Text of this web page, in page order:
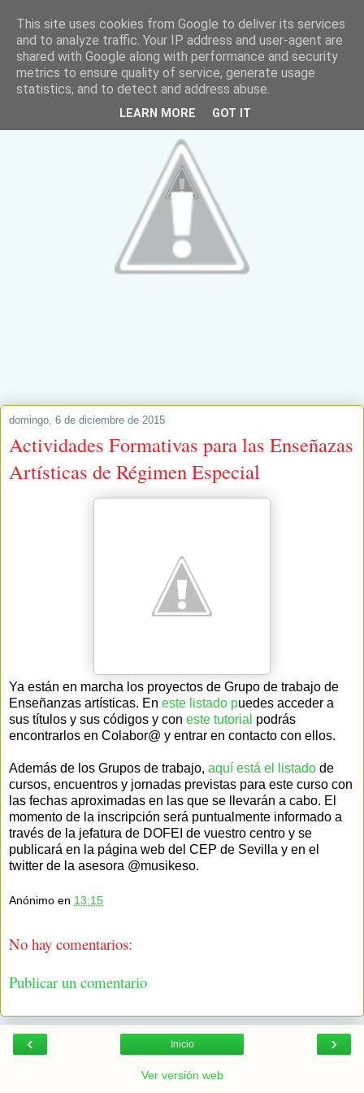
domingo, 6 de diciembre de 2015
Actividades Formativas para las Enseñazas
Artísticas de Régimen Especial
Ya están en marcha los proyectos de Grupo de trabajo de
Enseñanzas artísticas. En este listado puedes acceder a
sus títulos y sus códigos y con este tutorial podrás
encontrarlos en Colabor@ y entrar en contacto con ellos.
Además de los Grupos de trabajo, aquí está el listado de
cursos, encuentros y jornadas previstas para este curso con
las fechas aproximadas en las que se llevarán a cabo. El
momento de la inscripción será puntualmente informado a
través de la jefatura de DOFEI de vuestro centro y se
publicará en la página web del CEP de Sevilla y en el
twitter de la asesora @musikeso.
Anónimo en 13:15
No hay comentarios:
Publicar un comentario
‹ ›
Inicio
Ver versión web
This site uses cookies from Google to deliver its services
and to analyze traffic. Your IP address and user-agent are
shared with Google along with performance and security
metrics to ensure quality of service, generate usage
statistics, and to detect and address abuse.
LEARN MORE GOT IT